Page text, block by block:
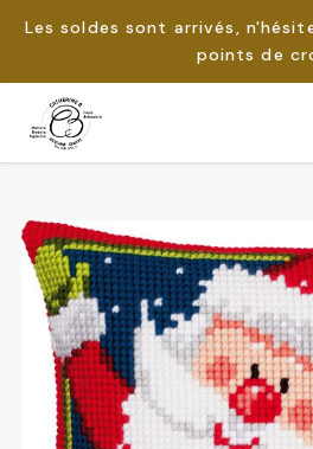
Les soldes sont arrivés,
points de
Passer